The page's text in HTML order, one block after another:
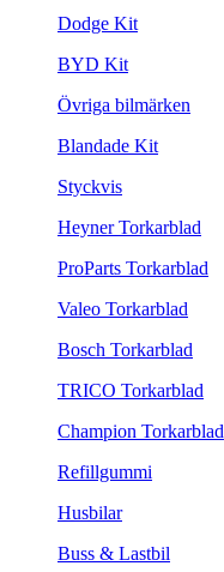
Dodge Kit
BYD Kit
Övriga bilmärken
Blandade Kit
Styckvis
Heyner Torkarblad
ProParts Torkarblad
Valeo Torkarblad
Bosch Torkarblad
TRICO Torkarblad
Champion Torkarblad
Refillgummi
Husbilar
Buss & Lastbil